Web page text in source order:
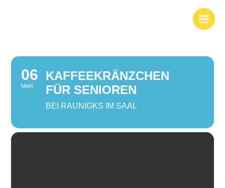
06
MAR
KAFFEEKRÄNZCHEN
FÜR SENIOREN
BEI RAUNIGKS IM SAAL